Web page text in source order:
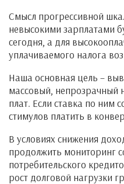
Смысл прогрессивной
невысокими зарплатами
сегодня, а для
уплачиваемого налога
Наша основная цель –
массовый, непрозрачный
плат. Если ставка по ним
стимулов платить в
В условиях снижения
продолжить мониторинг
потребительского
рост долговой нагрузки